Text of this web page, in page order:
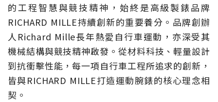
的工程智慧與競技精神，始終是高級製錶品牌
RICHARD MILLE持續創新的重要養分。品牌創辦
人Richard Mille長年熱愛自行車運動，亦深受其
機械結構與競技精神啟發。從材料科技、輕量設計
到抗衝擊性能，每一項自行車工程所追求的創新，
皆與RICHARD MILLE打造運動腕錶的核心理念相
契。